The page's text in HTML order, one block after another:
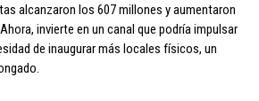
alcanzaron los 607 millones y aumentaron
invierte en un canal que podría impulsar
de inaugurar más locales físicos, un